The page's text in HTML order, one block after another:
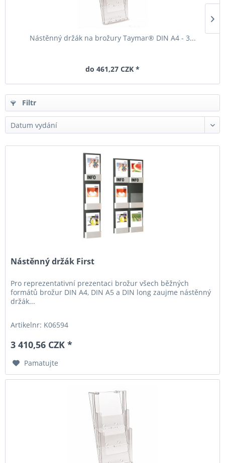
Nástěnný držák na brožury Taymar® DIN A4 - 3...
do 461,27 CZK *
Filtr
Nástěnný držák First
Pro reprezentativní prezentaci brožur všech běžných
formátů brožur DIN A4, DIN A5 a DIN long zaujme nástěnný
držák...
Artikelnr: K06594
3 410,56 CZK *
Pamatujte